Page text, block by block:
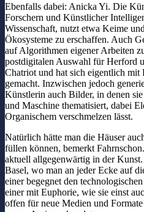
Ebenfalls dabei: Anicka Yi. Die
Forschern und Künstlicher
Wissenschaft, nutzt etwa Keime
Ökosysteme zu erschaffen. Auch
auf Algorithmen eigener Arbeiten
postdigitalen Auswahl für Herford
Chatriot und hat sich eigentlich mit
gemacht. Inzwischen jedoch
Künstlerin auch Bilder, in denen
und Maschine thematisiert, dabei
Organischem verschmelzen lässt.
Natürlich hätte man die Häuser
füllen können, bemerkt
aktuell allgegenwärtig in der
Basel, wo man an jeder Ecke auf
einer begegnet den
einer mit Euphorie, wie sie einst
offen für neue Medien und